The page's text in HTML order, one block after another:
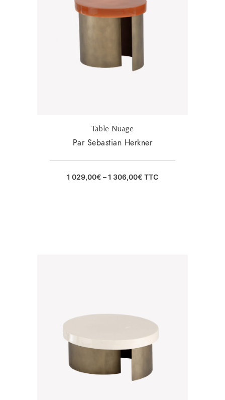
Table Nuage
Par Sebastian Herkner
1 029,00€ –1 306,00€ TTC